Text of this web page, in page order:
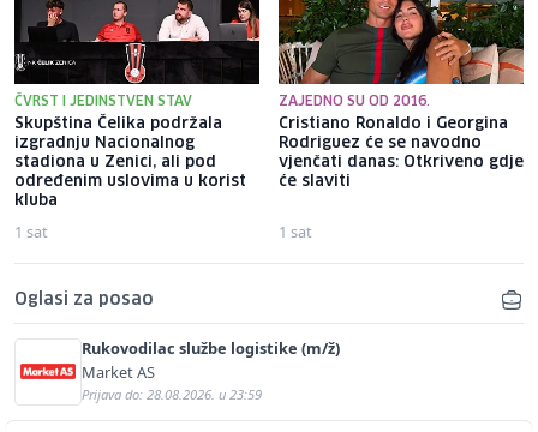
ČVRST I JEDINSTVEN STAV
Skupština Čelika podržala
izgradnju Nacionalnog
stadiona u Zenici, ali pod
određenim uslovima u korist
kluba
1 sat
ZAJEDNO SU OD 2016.
Cristiano Ronaldo i Georgina
Rodriguez će se navodno
vjenčati danas: Otkriveno gdje
će slaviti
1 sat
Oglasi za posao
Rukovodilac službe logistike (m/ž)
Market AS
Prijava do: 28.08.2026. u 23:59